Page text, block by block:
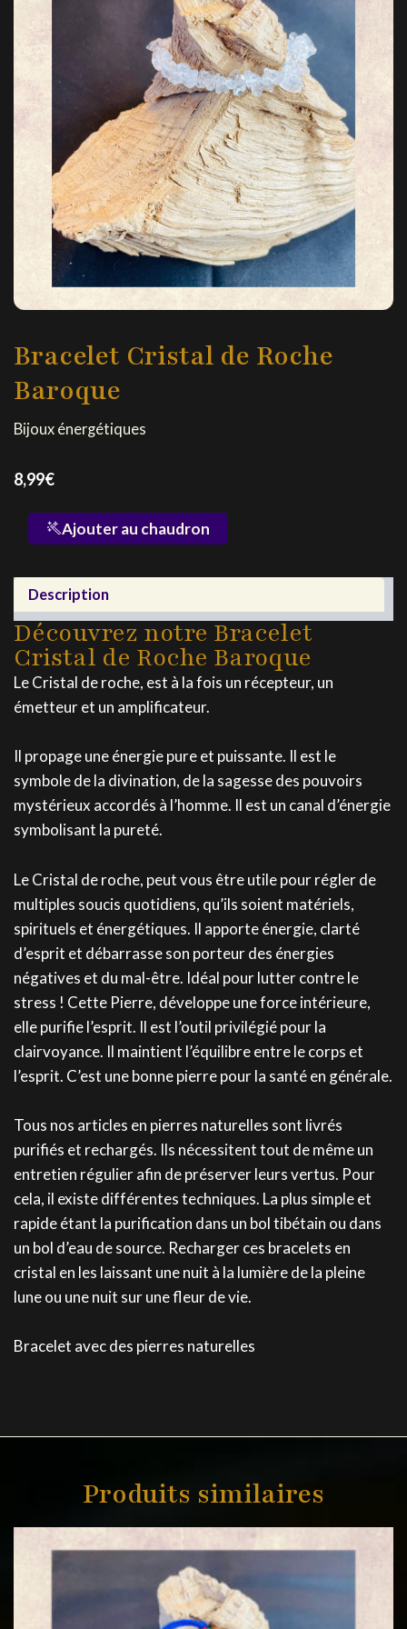
Bracelet Cristal de Roche
Baroque
Bijoux énergétiques
8,99€
quantité
Cristal
Roche
Baroque
Ajouter au chaudron
Description
Découvrez notre Bracelet
Cristal de Roche Baroque
Le Cristal de roche, est à la fois un récepteur, un
émetteur et un amplificateur.
Il propage une énergie pure et puissante. Il est le
symbole de la divination, de la sagesse des pouvoirs
mystérieux accordés à l’homme. Il est un canal d’énergie
symbolisant la pureté.
Le Cristal de roche, peut vous être utile pour régler de
multiples soucis quotidiens, qu’ils soient matériels,
spirituels et énergétiques. Il apporte énergie, clarté
d’esprit et débarrasse son porteur des énergies
négatives et du mal-être. Idéal pour lutter contre le
stress ! Cette Pierre, développe une force intérieure,
elle purifie l’esprit. Il est l’outil privilégié pour la
clairvoyance. Il maintient l’équilibre entre le corps et
l’esprit. C’est une bonne pierre pour la santé en générale.
Tous nos articles en pierres naturelles sont livrés
purifiés et rechargés. Ils nécessitent tout de même un
entretien régulier afin de préserver leurs vertus. Pour
cela, il existe différentes techniques. La plus simple et
rapide étant la purification dans un bol tibétain ou dans
un bol d’eau de source. Recharger ces bracelets en
cristal en les laissant une nuit à la lumière de la pleine
lune ou une nuit sur une fleur de vie.
Bracelet avec des pierres naturelles
Produits similaires